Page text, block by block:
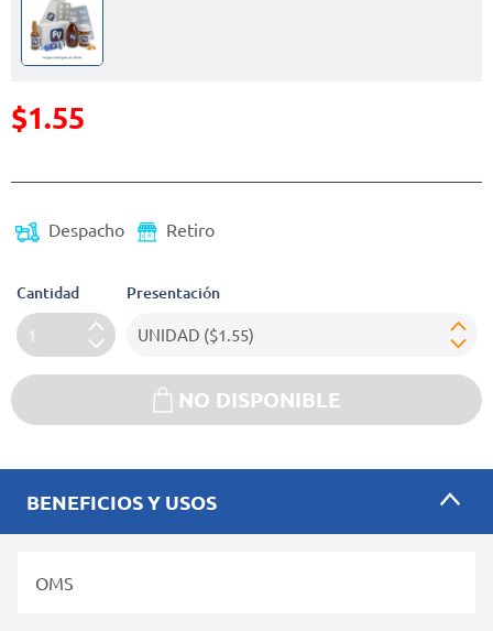
$1.55
Despacho Retiro
Cantidad Presentación
NO DISPONIBLE
BENEFICIOS Y USOS
OMS